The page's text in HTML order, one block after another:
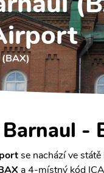
-
se nachází ve státě
a 4-místný kód